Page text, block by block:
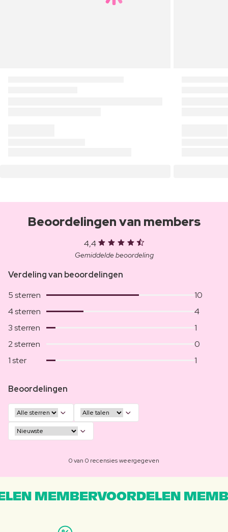
Beoordelingen van members
4,4
Gemiddelde beoordeling
Verdeling van beoordelingen
5 sterren
10
4 sterren
4
3 sterren
1
2 sterren
0
1 ster
1
Beoordelingen
0 van 0 recensies weergegeven
MEMBERVOORDELEN